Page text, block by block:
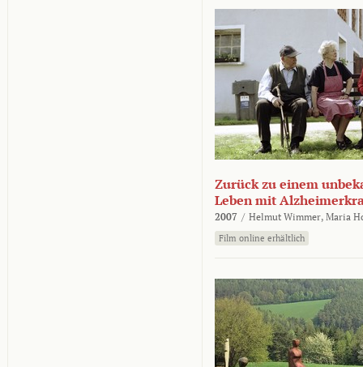
Zurück zu einem
Leben mit
2007 / Helmut Wimmer, Maria
Film online erhältlich